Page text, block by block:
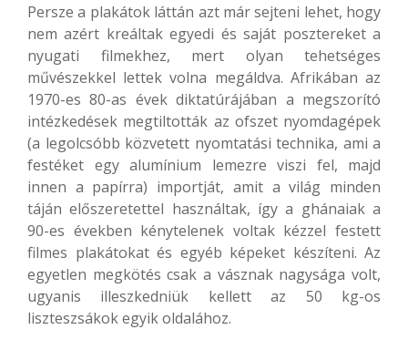
Persze a plakátok láttán azt már sejteni lehet, hogy
nem azért kreáltak egyedi és saját posztereket a
nyugati filmekhez, mert olyan tehetséges
művészekkel lettek volna megáldva. Afrikában az
1970-es 80-as évek diktatúrájában a megszorító
intézkedések megtiltották az ofszet nyomdagépek
(a legolcsóbb közvetett nyomtatási technika, ami a
festéket egy alumínium lemezre viszi fel, majd
innen a papírra) importját, amit a világ minden
táján előszeretettel használtak, így a ghánaiak a
90-es években kénytelenek voltak kézzel festett
filmes plakátokat és egyéb képeket készíteni. Az
egyetlen megkötés csak a vásznak nagysága volt,
ugyanis illeszkedniük kellett az 50 kg-os
liszteszsákok egyik oldalához.